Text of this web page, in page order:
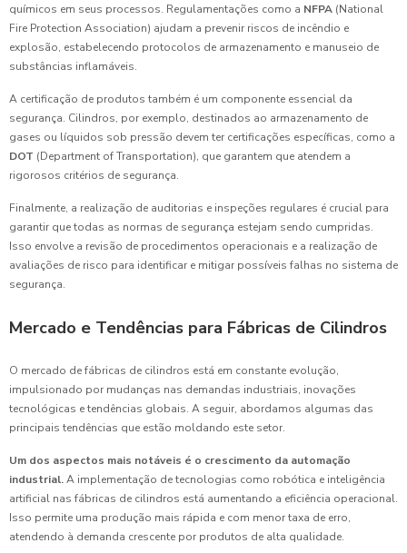
químicos em seus processos. Regulamentações como a NFPA (National
Fire Protection Association) ajudam a prevenir riscos de incêndio e
explosão, estabelecendo protocolos de armazenamento e manuseio de
substâncias inflamáveis.
A certificação de produtos também é um componente essencial da
segurança. Cilindros, por exemplo, destinados ao armazenamento de
gases ou líquidos sob pressão devem ter certificações específicas, como a
DOT (Department of Transportation), que garantem que atendem a
rigorosos critérios de segurança.
Finalmente, a realização de auditorias e inspeções regulares é crucial para
garantir que todas as normas de segurança estejam sendo cumpridas.
Isso envolve a revisão de procedimentos operacionais e a realização de
avaliações de risco para identificar e mitigar possíveis falhas no sistema de
segurança.
Mercado e Tendências para Fábricas de Cilindros
O mercado de fábricas de cilindros está em constante evolução,
impulsionado por mudanças nas demandas industriais, inovações
tecnológicas e tendências globais. A seguir, abordamos algumas das
principais tendências que estão moldando este setor.
Um dos aspectos mais notáveis é o crescimento da automação
industrial.A implementação de tecnologias como robótica e inteligência
artificial nas fábricas de cilindros está aumentando a eficiência operacional.
Isso permite uma produção mais rápida e com menor taxa de erro,
atendendo à demanda crescente por produtos de alta qualidade.